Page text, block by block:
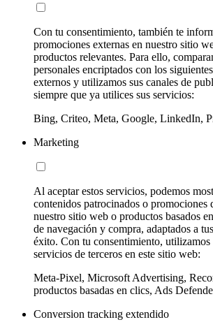
Con tu consentimiento, también te
promociones externas en nuestro sitio
productos relevantes. Para ello,
personales encriptados con los
externos y utilizamos sus canales de
siempre que ya utilices sus servicios:
Bing, Criteo, Meta, Google, LinkedIn,
Marketing
Al aceptar estos servicios, podemos
contenidos patrocinados o promociones
nuestro sitio web o productos basados
de navegación y compra, adaptados a
éxito. Con tu consentimiento, utilizamos
servicios de terceros en este sitio web:
Meta-Pixel, Microsoft Advertising,
productos basadas en clics, Ads
Conversion tracking extendido